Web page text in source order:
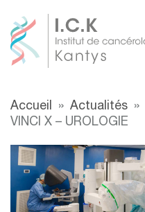
Accueil » Actualités »
VINCI X – UROLOGIE